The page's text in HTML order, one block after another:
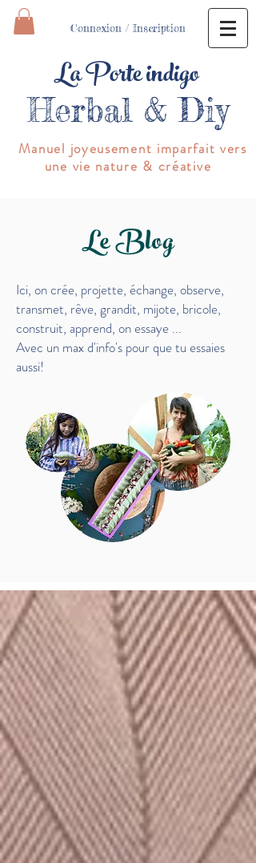
La Porte indigo
Herbal & Diy
Connexion / Inscription
Manuel joyeusement imparfait vers
une vie nature & créative
Le Blog
Ici, on crée, projette, échange, observe,
transmet, rêve, grandit, mijote, bricole,
construit, apprend, on essaye ...
Avec un max d'info's pour que tu essaies
aussi!